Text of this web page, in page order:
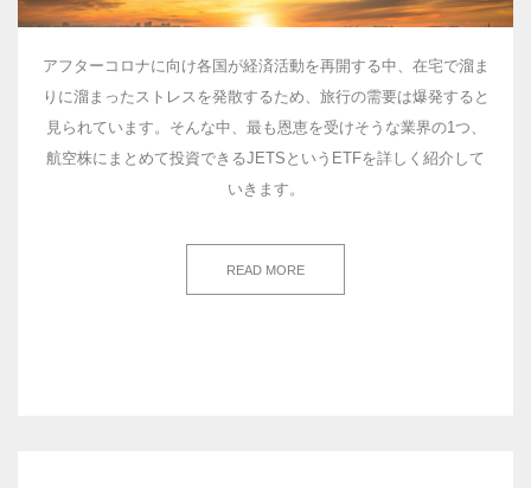
アフターコロナに向け各国が経済活動を再開する中、在宅で溜ま
りに溜まったストレスを発散するため、旅行の需要は爆発すると
見られています。そんな中、最も恩恵を受けそうな業界の1つ、
航空株にまとめて投資できるJETSというETFを詳しく紹介して
いきます。
READ MORE